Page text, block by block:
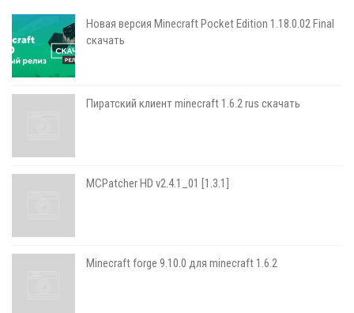
Новая версия Minecraft Pocket Edition 1.18.0.02 Final
скачать
Пиратский клиент minecraft 1.6.2 rus скачать
MCPatcher HD v2.4.1_01 [1.3.1]
Minecraft forge 9.10.0 для minecraft 1.6.2